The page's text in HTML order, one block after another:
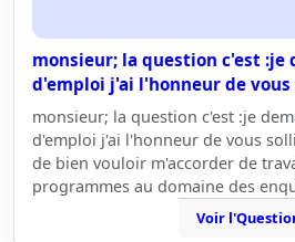
monsieur; la question c'est :je
d'emploi j'ai l'honneur de
monsieur; la question c'est :je
d'emploi j'ai l'honneur de vous
de bien vouloir m'accorder de
programmes au domaine des
Voir